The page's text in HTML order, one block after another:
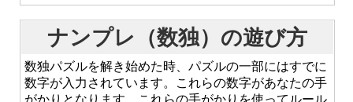
ナンプレ（数独）の遊び方
数独パズルを解き始めた時、パズルの一部にはすでに
数字が入力されています。これらの数字があなたの手
がかりとなります。これらの手がかりを使ってルール